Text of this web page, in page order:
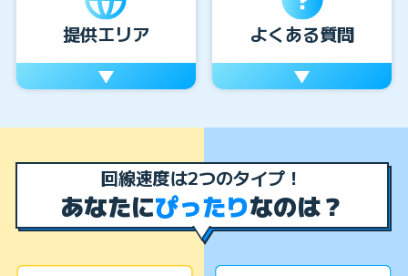
提供エリア よくある質問
回線速度は2つのタイプ！
あなたにぴったりなのは？